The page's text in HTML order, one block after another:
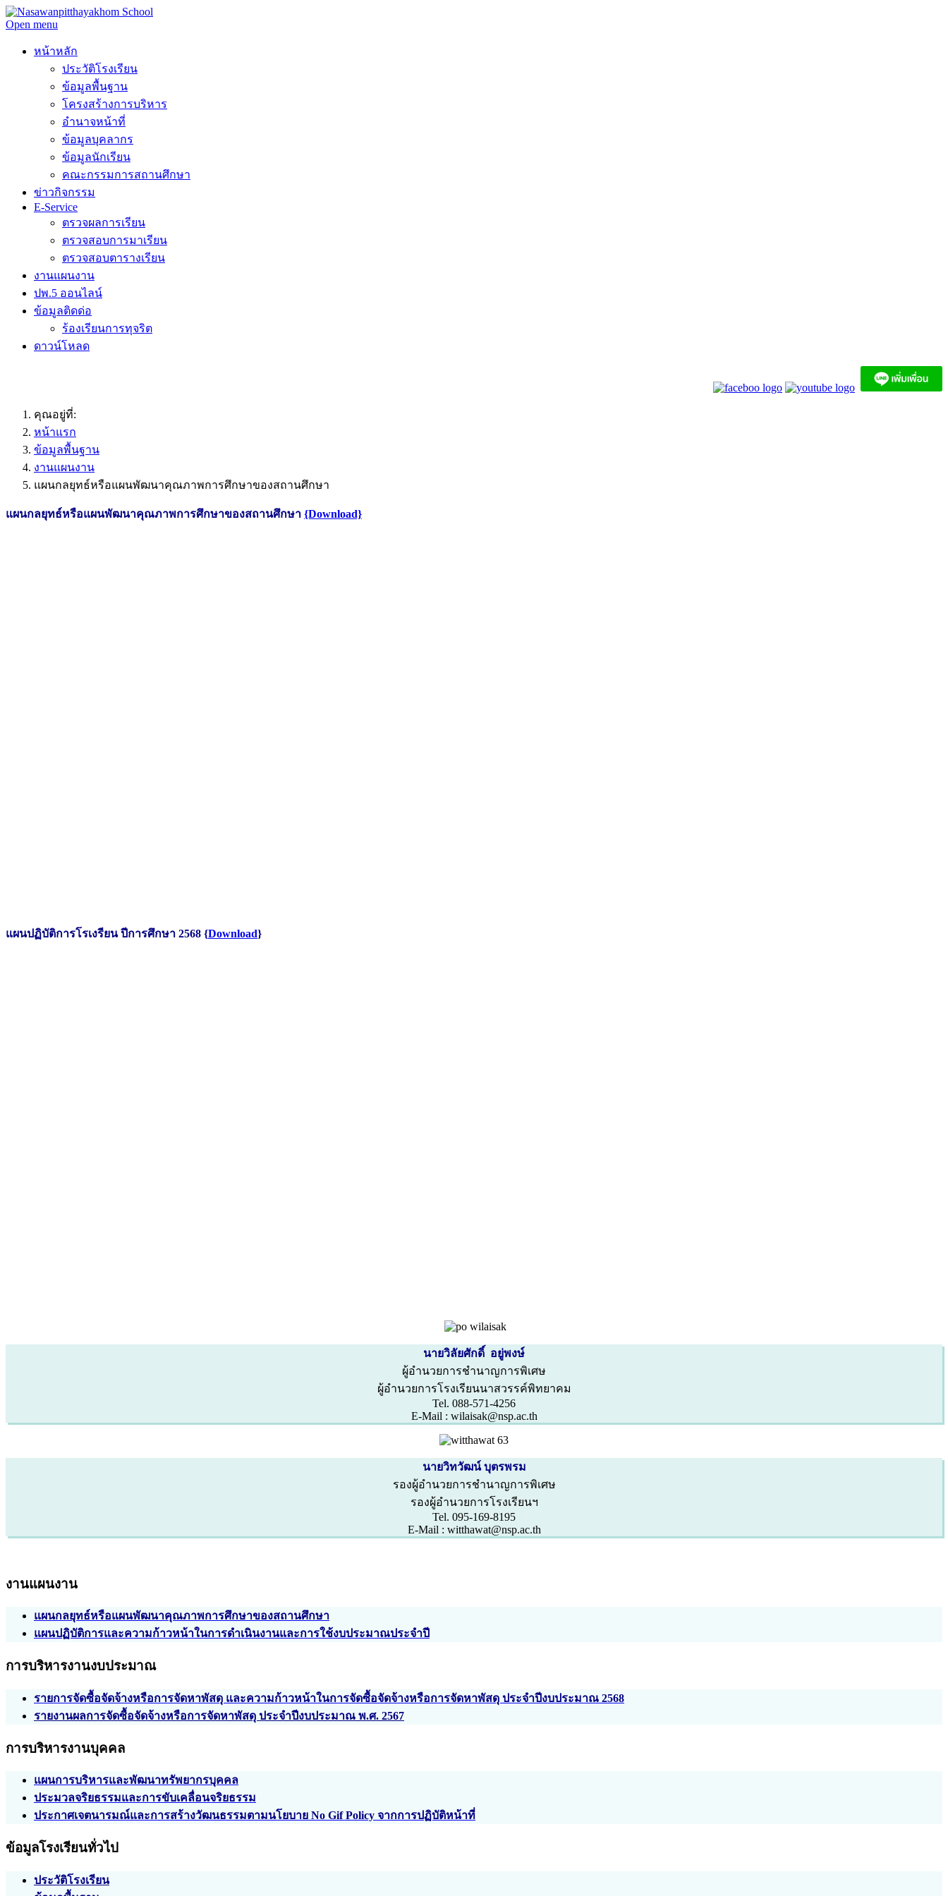
Open menu
หน้าหลัก
ประวัติโรงเรียน
ข้อมูลพื้นฐาน
โครงสร้างการบริหาร
อำนาจหน้าที่
ข้อมูลบุคลากร
ข้อมูลนักเรียน
คณะกรรมการสถานศึกษา
ข่าวกิจกรรม
E-Service
ตรวจผลการเรียน
ตรวจสอบการมาเรียน
ตรวจสอบตารางเรียน
งานแผนงาน
ปพ.5 ออนไลน์
ข้อมูลติดด่อ
ร้องเรียนการทุจริต
ดาวน์โหลด
คุณอยู่ที่:
หน้าแรก
ข้อมูลพื้นฐาน
งานแผนงาน
แผนกลยุทธ์หรือแผนพัฒนาคุณภาพการศึกษาของสถานศึกษา
แผนกลยุทธ์หรือแผนพัฒนาคุณภาพการศึกษาของสถานศึกษา {Download}
แผนปฏิบัติการโรเงรียน ปีการศึกษา 2568 {Download}
นายวิลัยศักดิ์ อยู่พงษ์
ผู้อำนวยการชำนาญการพิเศษ
ผู้อำนวยการโรงเรียนนาสวรรค์พิทยาคม
Tel. 088-571-4256
E-Mail : wilaisak@nsp.ac.th
นายวิทวัฒน์ บุตรพรม
รองผู้อำนวยการชำนาญการพิเศษ
รองผู้อำนวยการโรงเรียนฯ
Tel. 095-169-8195
E-Mail : witthawat@nsp.ac.th
งานแผนงาน
แผนกลยุทธ์หรือแผนพัฒนาคุณภาพการศึกษาของสถานศึกษา
แผนปฏิบัติการและความก้าวหน้าในการดำเนินงานและการใช้งบประมาณประจำปี
การบริหารงานงบประมาณ
รายการจัดซื้อจัดจ้างหรือการจัดหาพัสดุ และความก้าวหน้าในการจัดซื้อจัดจ้างหรือการจัดหาพัสดุ ประจำปีงบประมาณ 2568
รายงานผลการจัดซื้อจัดจ้างหรือการจัดหาพัสดุ ประจำปีงบประมาณ พ.ศ. 2567
การบริหารงานบุคคล
แผนการบริหารและพัฒนาทรัพยากรบุคคล
ประมวลจริยธรรมและการขับเคลื่อนจริยธรรม
ประกาศเจตนารมณ์และการสร้างวัฒนธรรมตามนโยบาย No Gif Policy จากการปฏิบัติหน้าที่
ข้อมูลโรงเรียนทั่วไป
ประวัติโรงเรียน